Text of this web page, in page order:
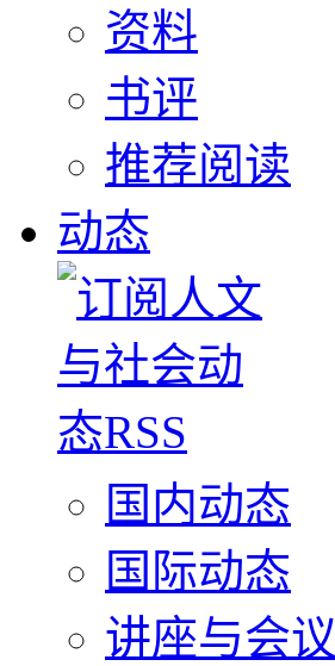
资料
书评
推荐阅读
动态
国内动态
国际动态
讲座与会议